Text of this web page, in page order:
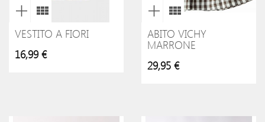
VESTITO A FIORI
16,99 €
ABITO VICHY
MARRONE
29,95 €